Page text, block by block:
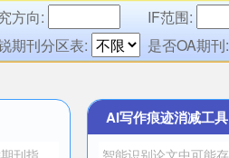
方向: IF范围:
期刊分区表: 是否OA期刊:
AI写作痕迹消减工具